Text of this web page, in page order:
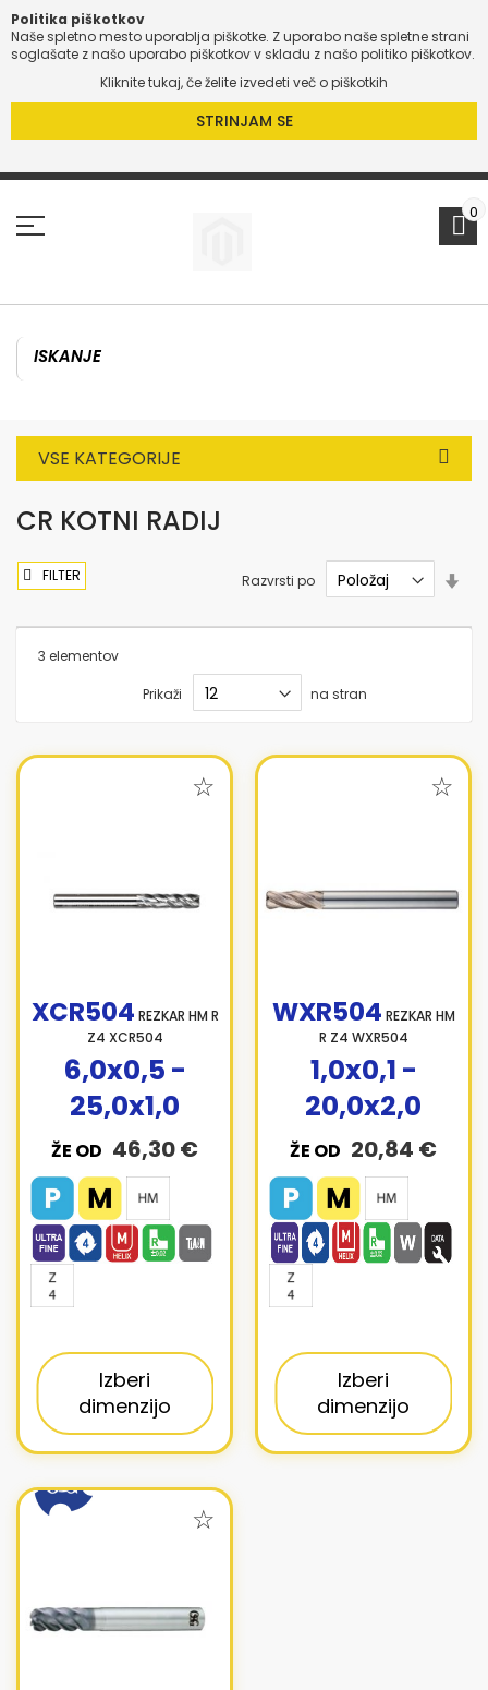
Politika piškotkov
Naše spletno mesto uporablja piškotke. Z uporabo naše spletne strani
soglašate z našo uporabo piškotkov v skladu z našo politiko piškotkov.
Kliknite tukaj, če želite izvedeti več o piškotkih
STRINJAM SE
Preskoči
0
VSE KATEGORIJE
CR KOTNI RADIJ
3 elementov
Prikaži na stran
Razvrsti po
XCR504 REZKAR HM R
Z4 XCR504
ŽE OD 46,30 €
6,0x0,5 -
25,0x1,0
Izberi
dimenzijo
WXR504 REZKAR HM
R Z4 WXR504
ŽE OD 20,84 €
1,0x0,1 -
20,0x2,0
Izberi
dimenzijo
FILTER